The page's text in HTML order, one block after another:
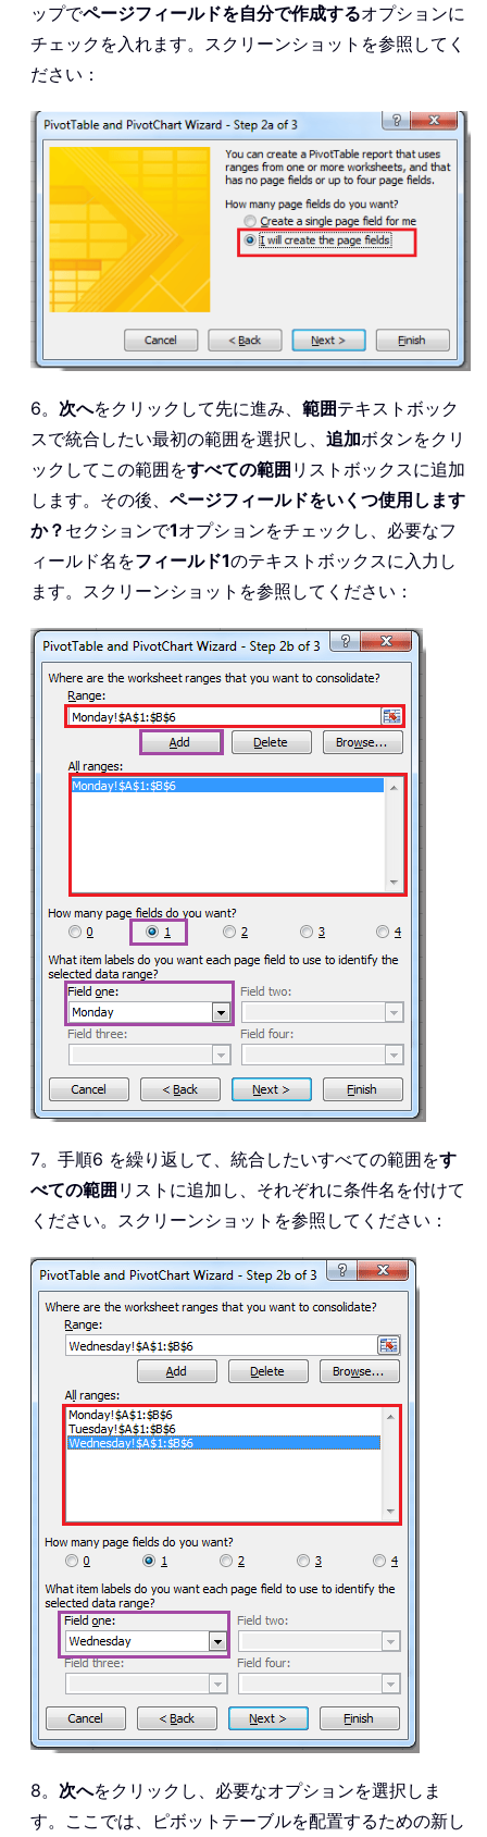
ップでページフィールドを自分で作成するオプションに
チェックを入れます。スクリーンショットを参照してく
ださい：
6。 次へをクリックして先に進み、 範囲テキストボック
スで統合したい最初の範囲を選択し、 追加ボタンをクリ
ックしてこの範囲をすべての範囲 リストボックスに追加
します。その後、 ページフィールドをいくつ使用します
か？ セクションで1オプションをチェックし、必要なフ
ィールド名をフィールド1のテキストボックスに入力し
ます。スクリーンショットを参照してください：
7。手順6 を繰り返して、統合したいすべての範囲をす
べての範囲 リストに追加し、それぞれに条件名を付けて
ください。スクリーンショットを参照してください：
8。 次へをクリックし、必要なオプションを選択しま
す。ここでは、ピボットテーブルを配置するための新し